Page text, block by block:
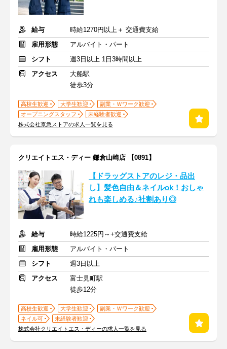
給与
時給1270円以上＋ 交通費支給
雇用形態
アルバイト・パート
シフト
週3日以上 1日3時間以上
アクセス
大船駅
徒歩3分
高校生歓迎 大学生歓迎
副業・Ｗワーク歓迎
オープニングスタッフ
未経験者歓迎
株式会社京急ストアの求人一覧を見る
クリエイトエス・ディー 鎌倉山崎店 【0891】
【ドラッグストアのレジ・品出
し】髪色自由＆ネイルok！おしゃ
れも楽しめる♪社割あり◎
給与
時給1225円～+交通費支給
雇用形態
アルバイト・パート
シフト
週3日以上
アクセス
富士見町駅
徒歩12分
高校生歓迎 大学生歓迎
副業・Ｗワーク歓迎
ネイル可
未経験者歓迎
株式会社クリエイトエス・ディーの求人一覧を見る